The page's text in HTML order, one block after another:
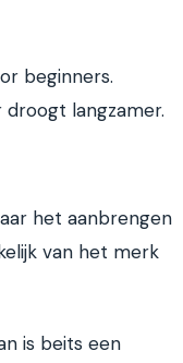
beginners.
langzamer.
het aanbrengen
van het merk
is beits een